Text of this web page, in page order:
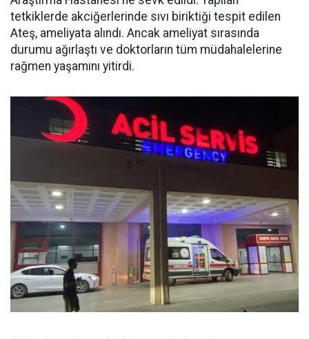
tetkiklerde akciğerlerinde sıvı biriktiği tespit edilen
Ateş, ameliyata alındı. Ancak ameliyat sırasında
durumu ağırlaştı ve doktorların tüm müdahalelerine
rağmen yaşamını yitirdi.